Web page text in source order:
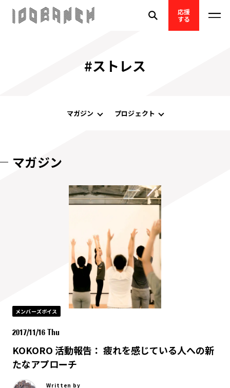
応援
する
#ストレス
マガジン プロジェクト
マガジン
メンバーズボイス
2017/11/16 Thu
KOKORO 活動報告： 疲れを感じている人への新
たなアプローチ
Written by